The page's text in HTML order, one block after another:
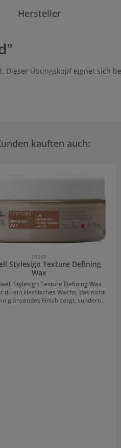
Hersteller
Übungskopf eignet sich
kauften auch:
73260
Stylesign Texture Defining
Wax
Stylesign Texture Defining Wax
du ein klassisches Wachs, das nicht
glänzendes Finish sorgt, sondern